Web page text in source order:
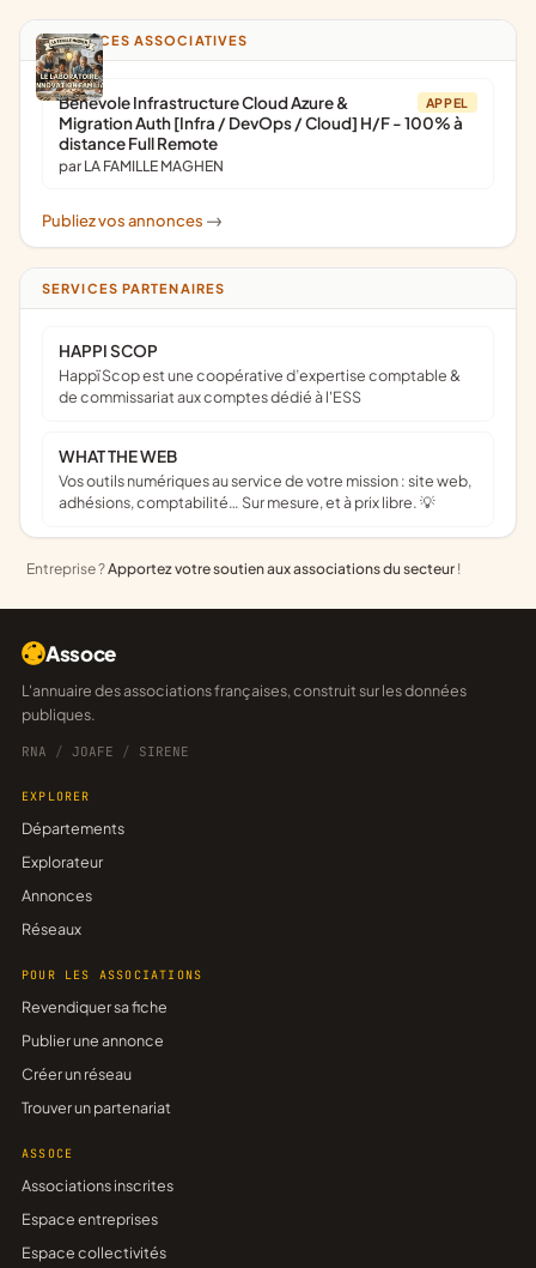
ANNONCES ASSOCIATIVES
APPEL
Bénévole Infrastructure Cloud Azure &
Migration Auth [Infra / DevOps / Cloud] H/F - 100% à
distance Full Remote
par LA FAMILLE MAGHEN
Publiez vos annonces ->
SERVICES PARTENAIRES
HAPPI SCOP
Happï Scop est une coopérative d’expertise comptable &
de commissariat aux comptes dédié à l'ESS
WHAT THE WEB
Vos outils numériques au service de votre mission : site web,
adhésions, comptabilité… Sur mesure, et à prix libre. 💡
Entreprise ?Apportez votre soutien aux associations du secteur !
Assoce
L'annuaire des associations françaises, construit sur les données
publiques.
RNA / JOAFE / SIRENE
EXPLORER
Départements
Explorateur
Annonces
Réseaux
POUR LES ASSOCIATIONS
Revendiquer sa fiche
Publier une annonce
Créer un réseau
Trouver un partenariat
ASSOCE
Associations inscrites
Espace entreprises
Espace collectivités